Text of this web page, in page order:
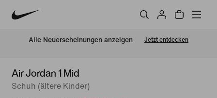
Alle Neuerscheinungen anzeigen Jetzt entdecken
Air Jordan 1 Mid
Schuh (ältere Kinder)